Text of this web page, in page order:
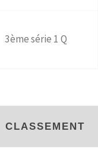
3ème série 1 Q
CLASSEMENT